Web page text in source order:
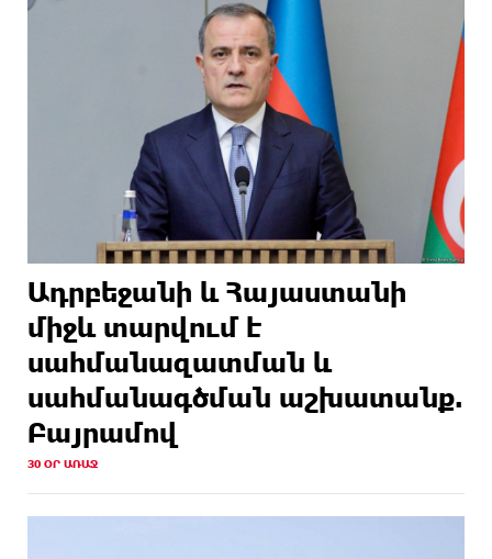
Ադրբեջանի և Հայաստանի
միջև տարվում է
սահմանազատման և
սահմանագծման աշխատանք.
Բայրամով
30 ՕՐ ԱՌԱՋ